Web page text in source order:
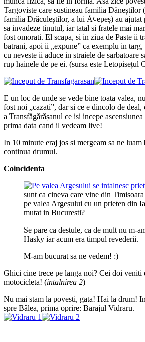
Targoviste care sustineau familia Dăneștilor
familia Drăculeștilor, a lui Å¢epeș) au ajutat
sa invadeze tinutul, iar tatal si fratele mai
fost omorati. El scapa, si in ziua de Paste ii
batrani, apoi ii „expune” ca exemplu in
cu neveste ii aduce in straiele de sarbatoare
rup hainele de pe ei. (sursa este Letopisețul
E un loc de unde se vede bine toata valea,
fost noi „cazati”, dar si ce e dincolo de deal,
a Transfăgărășanul ce isi incepe
prima data cand il vedeam live!
In 10 minute eraj jos si mergeam sa ne luam
continua drumul.
Coincidenta
sunt ca cineva care vine din Timisoara
pe valea Argeșului cu un prieten din
mutat in Bucuresti?
Se pare ca destule, ca de mult nu m-
Hasky iar acum era timpul revederii.
M-am bucurat sa ne vedem! :)
Ghici cine trece pe langa noi? Cei doi veniti
motocicleta! (intalnirea 2)
Nu mai stam la povesti, gata! Hai la drum!
spre Bâlea, prima oprire: Barajul Vidraru.